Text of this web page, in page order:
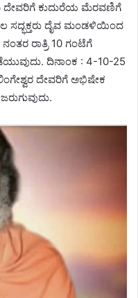
ದೇವರಿಗೆ ಕುದುರೆಯ ಮೆರವಣಿಗೆ
ಸದ್ಭಕ್ತರು ದೈವ ಮಂಡಳಿಯಿಂದ
ನಂತರ ರಾತ್ರಿ 10 ಗಂಟೆಗೆ
ದಿನಾಂಕ : 4-10-25
ದೇವರಿಗೆ ಅಭಿಷೇಕ